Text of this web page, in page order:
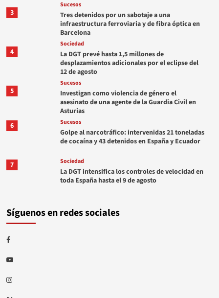
3
Sucesos
Tres detenidos por un sabotaje a una
infraestructura ferroviaria y de fibra óptica en
Barcelona
4
Sociedad
La DGT prevé hasta 1,5 millones de
desplazamientos adicionales por el eclipse del
12 de agosto
5
Sucesos
Investigan como violencia de género el
asesinato de una agente de la Guardia Civil en
Asturias
6
Sucesos
Golpe al narcotráfico: intervenidas 21 toneladas
de cocaína y 43 detenidos en España y Ecuador
7 Sociedad
La DGT intensifica los controles de velocidad en
toda España hasta el 9 de agosto
Síguenos en redes sociales
Facebook
Youtube
Instagram